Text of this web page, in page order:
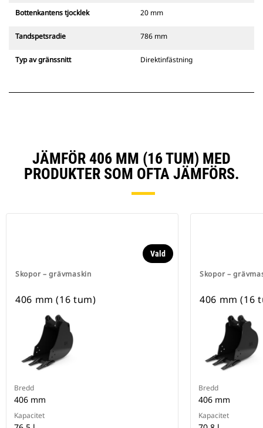
Bottenkantens tjocklek 20 mm
Tandspetsradie 786 mm
Typ av gränssnitt Direktinfästning
JÄMFÖR 406 MM (16 TUM) MED
PRODUKTER SOM OFTA JÄMFÖRS.
Skopor – grävmaskin
Vald
406 mm (16 tum)
Bredd
406 mm
Kapacitet
Skopor –
406 mm (16
Bredd
406 mm
Kapacitet